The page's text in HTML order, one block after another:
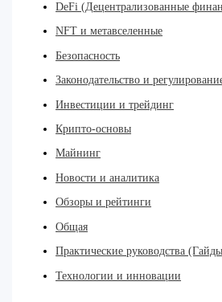
DeFi (Децентрализованные
NFT и метавселенные
Безопасность
Законодательство и
Инвестиции и трейдинг
Крипто-основы
Майнинг
Новости и аналитика
Обзоры и рейтинги
Общая
Практические руководства
Технологии и инновации